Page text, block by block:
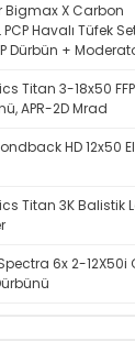
Bigmax X Carbon
Havalı Tüfek
Dürbün +
Titan 3-18x50 FFP
APR-2D Mrad
HD 12x50 El
Titan 3K Balistik
6x 2-12X50i